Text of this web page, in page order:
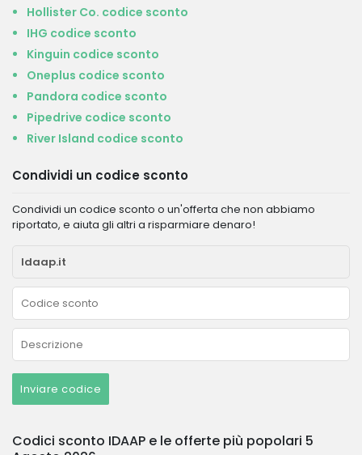
Hollister Co. codice sconto
IHG codice sconto
Kinguin codice sconto
Oneplus codice sconto
Pandora codice sconto
Pipedrive codice sconto
River Island codice sconto
Condividi un codice sconto
Condividi un codice sconto o un'offerta che non abbiamo
riportato, e aiuta gli altri a risparmiare denaro!
Inviare codice
Codici sconto IDAAP e le offerte più popolari 5